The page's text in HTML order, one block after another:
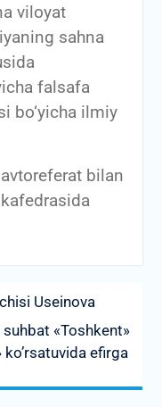
viloyat
sahna
falsafa
bo‘yicha ilmiy
bilan
kafedrasida
Useinova
suhbat «Toshkent»
efirga